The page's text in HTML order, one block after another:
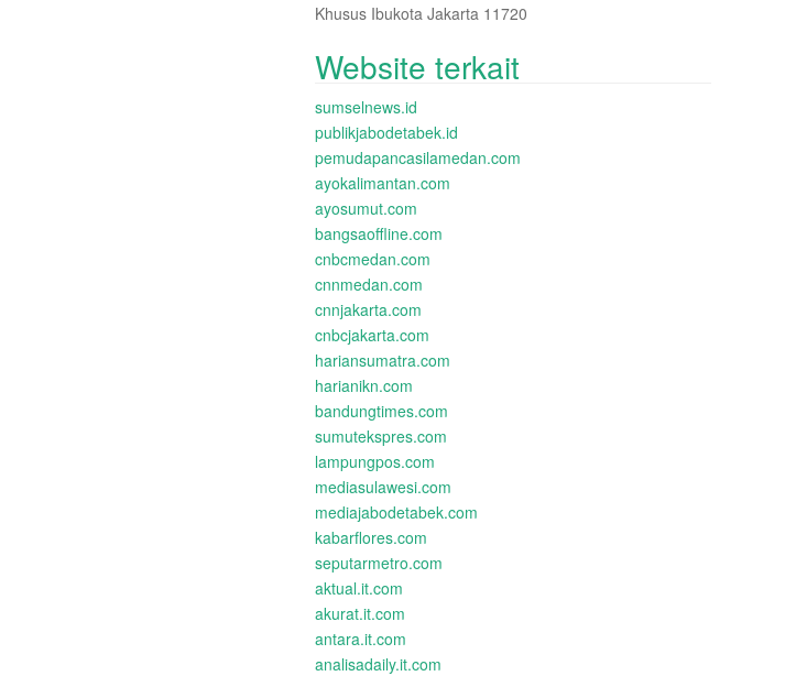
Khusus Ibukota Jakarta 11720
Website terkait
sumselnews.id
publikjabodetabek.id
pemudapancasilamedan.com
ayokalimantan.com
ayosumut.com
bangsaoffline.com
cnbcmedan.com
cnnmedan.com
cnnjakarta.com
cnbcjakarta.com
hariansumatra.com
harianikn.com
bandungtimes.com
sumutekspres.com
lampungpos.com
mediasulawesi.com
mediajabodetabek.com
kabarflores.com
seputarmetro.com
aktual.it.com
akurat.it.com
antara.it.com
analisadaily.it.com